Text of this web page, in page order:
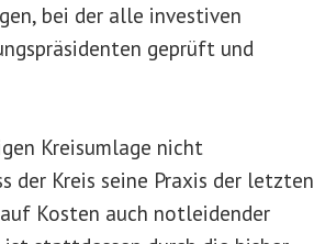
bei der alle investiven
geprüft und
Kreisumlage nicht
der Kreis seine Praxis der letzten
Kosten auch notleidender